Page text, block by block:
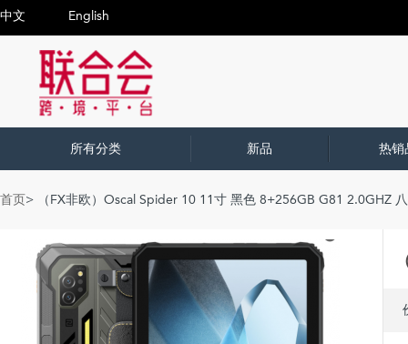
中文 English
所有分类 新品 热销
首页> （FX非欧）Oscal Spider 10 11寸 黑色 8+256GB G81 2.0GHZ